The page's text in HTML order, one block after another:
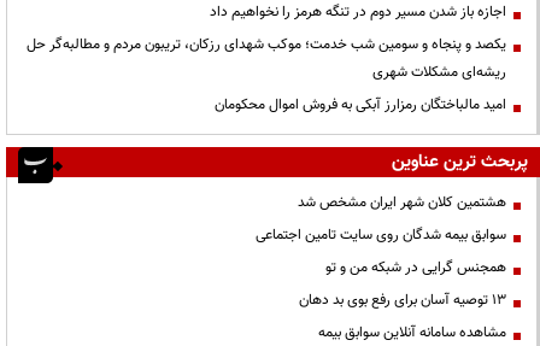
اجازه باز شدن مسیر دوم در تنگه هرمز را نخواهیم داد
یکصد و پنجاه و سومین شب خدمت؛ موکب شهدای رزکان، تریبون مردم و مطالبه‌گر حل
ریشه‌ای مشکلات شهری
امید مالباختگان رمزارز آبکی به فروش اموال محکومان
پربحث ترین عناوین
هشتمین کلان شهر ایران مشخص شد
سوابق بیمه شدگان روی سایت تامین اجتماعی
همجنس گرایی در شبکه من و تو
13 توصیه آسان برای رفع بوی بد دهان
مشاهده سامانه آنلاين سوابق بیمه